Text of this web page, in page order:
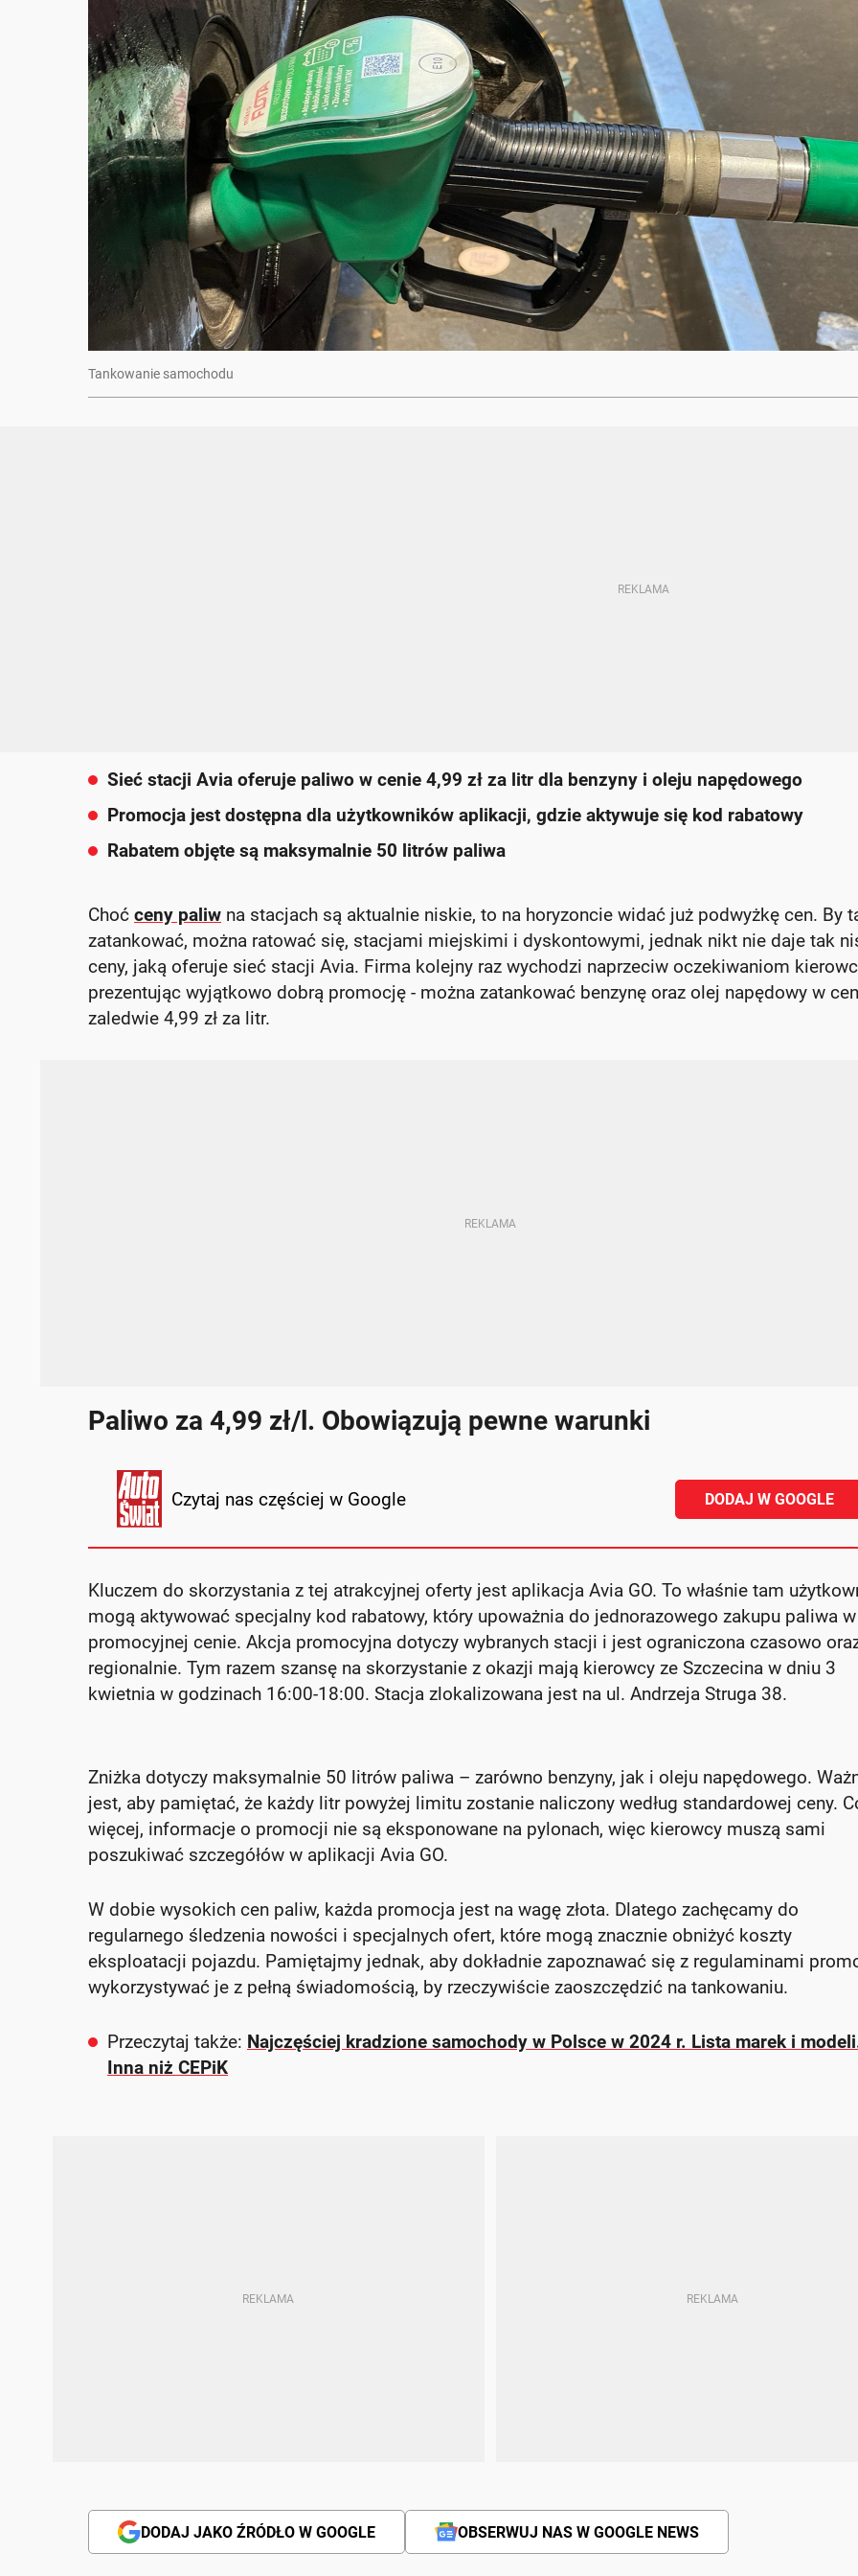
Tankowanie samochodu
Sieć stacji Avia oferuje paliwo w cenie 4,99 zł za litr dla benzyny i oleju napędowego
Promocja jest dostępna dla użytkowników aplikacji, gdzie aktywuje się kod rabatowy
Rabatem objęte są maksymalnie 50 litrów paliwa
Choć ceny paliw na stacjach są aktualnie niskie, to na horyzoncie widać już podwyżkę cen. By
zatankować, można ratować się, stacjami miejskimi i dyskontowymi, jednak nikt nie daje tak
ceny, jaką oferuje sieć stacji Avia. Firma kolejny raz wychodzi naprzeciw oczekiwaniom
prezentując wyjątkowo dobrą promocję - można zatankować benzynę oraz olej napędowy w
zaledwie 4,99 zł za litr.
Paliwo za 4,99 zł/l. Obowiązują pewne warunki
Czytaj nas częściej w Google DODAJ W GOOGLE
Kluczem do skorzystania z tej atrakcyjnej oferty jest aplikacja Avia GO. To właśnie tam
mogą aktywować specjalny kod rabatowy, który upoważnia do jednorazowego zakupu paliwa w
promocyjnej cenie. Akcja promocyjna dotyczy wybranych stacji i jest ograniczona czasowo
regionalnie. Tym razem szansę na skorzystanie z okazji mają kierowcy ze Szczecina w dniu 3
kwietnia w godzinach 16:00-18:00. Stacja zlokalizowana jest na ul. Andrzeja Struga 38.
Zniżka dotyczy maksymalnie 50 litrów paliwa – zarówno benzyny, jak i oleju napędowego.
jest, aby pamiętać, że każdy litr powyżej limitu zostanie naliczony według standardowej ceny.
więcej, informacje o promocji nie są eksponowane na pylonach, więc kierowcy muszą sami
poszukiwać szczegółów w aplikacji Avia GO.
W dobie wysokich cen paliw, każda promocja jest na wagę złota. Dlatego zachęcamy do
regularnego śledzenia nowości i specjalnych ofert, które mogą znacznie obniżyć koszty
eksploatacji pojazdu. Pamiętajmy jednak, aby dokładnie zapoznawać się z regulaminami
wykorzystywać je z pełną świadomością, by rzeczywiście zaoszczędzić na tankowaniu.
Przeczytaj także: Najczęściej kradzione samochody w Polsce w 2024 r. Lista marek i
Inna niż CEPiK
DODAJ JAKO ŹRÓDŁO W GOOGLE OBSERWUJ NAS W GOOGLE NEWS